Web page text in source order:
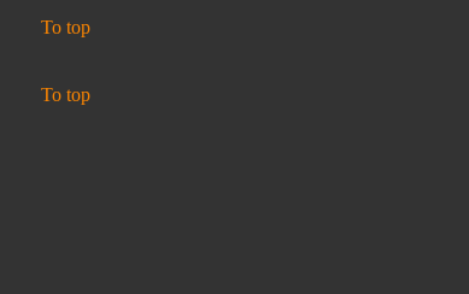
To top
To top